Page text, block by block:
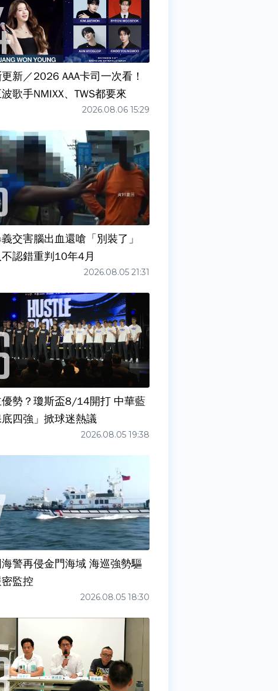
新／2026 AAA卡司一次看！
歌手NMIXX、TWS都要來
2026.08.06 15:29
交害腦出血還嗆「別裝了」
認錯重判10年4月
2026.08.05 21:31
勢？瓊斯盃8/14開打 中華藍
底四強」掀球迷熱議
2026.08.05 19:38
警再侵金門海域 海巡強勢驅
監控
2026.08.05 18:30